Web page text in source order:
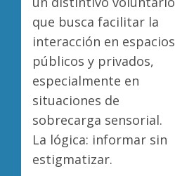
que busca facilitar la
interacción en espacios
públicos y privados,
especialmente en
situaciones de
sobrecarga sensorial.
La lógica: informar sin
estigmatizar.